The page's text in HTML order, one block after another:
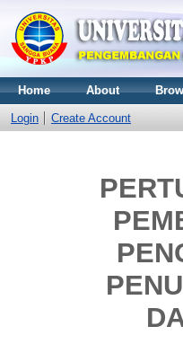
Home About
Login Create Account